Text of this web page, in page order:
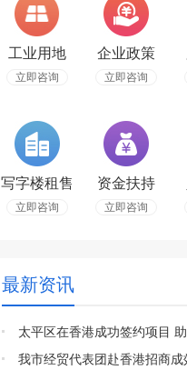
工业用地
立即咨询
企业政策
立即咨询
写字楼租售
立即咨询
资金扶持
立即咨询
最新资讯
太平区在香港成功签约项目 助
我市经贸代表团赴香港招商成